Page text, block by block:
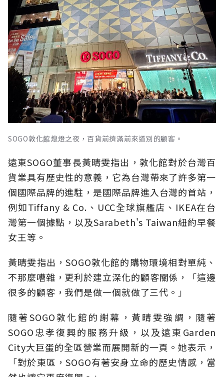
SOGO敦化館熄燈之夜，百貨前擠滿前來道別的顧客。
遠東SOGO董事長黃晴雯指出，敦化館對於台灣百
貨業具有歷史性的意義，它為台灣帶來了許多第一
個國際品牌的進駐，是國際品牌進入台灣的首站，
例如Tiffany & Co.、UCC全球旗艦店、IKEA在台
灣第一個據點，以及Sarabeth's Taiwan紐約早餐
女王等。
黃晴雯指出，SOGO敦化館的購物環境相對單純、
不那麼嘈雜，更利於建立深化的顧客關係，「這邊
很多的顧客，我們是做一個就做了三代。」
隨著SOGO敦化館的謝幕，黃晴雯強調，隨著
SOGO忠孝復興的服務升級，以及遠東Garden
City大巨蛋的全區營業而展開新的一頁。她表示，
「對於東區，SOGO有著安身立命的歷史情感，當